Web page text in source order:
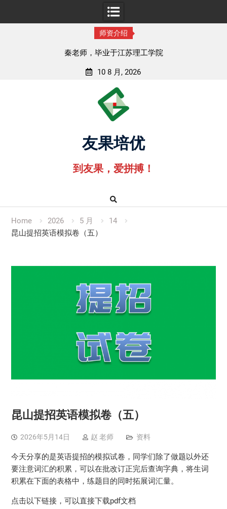
师资介绍
秦老师，毕业于江苏理工学院
10 8 月, 2026
友果培优
到友果，爱拼搏！
Home 2026 5 月
14
昆山提招英语模拟卷（五）
昆山提招英语模拟卷（五）
2026年5月14日 赵 老师 资料
今天分享的是英语提招的模拟试卷，同学们除了做题以外还
要注意词汇的积累，可以在批改订正完后查询字典，将生词
积累在下面的表格中，练题目的同时拓展词汇量。
点击以下链接，可以直接下载pdf文档